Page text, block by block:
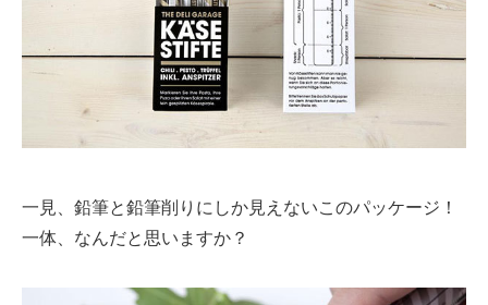
一見、鉛筆と鉛筆削りにしか見えないこのパッケージ！
一体、なんだと思いますか？